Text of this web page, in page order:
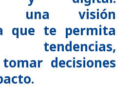
una visión
que te permita
tendencias,
decisiones